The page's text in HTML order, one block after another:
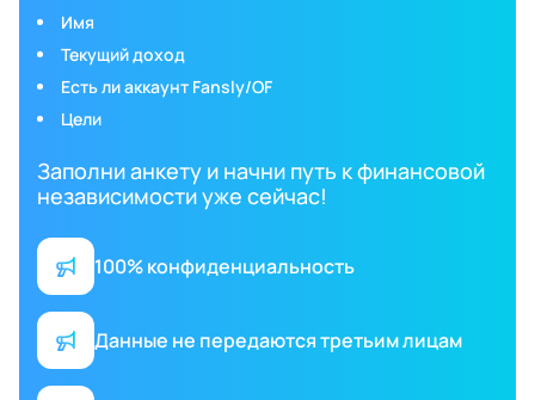
Имя
Текущий доход
Есть ли аккаунт Fansly/OF
Цели
Заполни анкету и начни путь к финансовой
независимости уже сейчас!
100% конфиденциальность
Данные не передаются третьим лицам